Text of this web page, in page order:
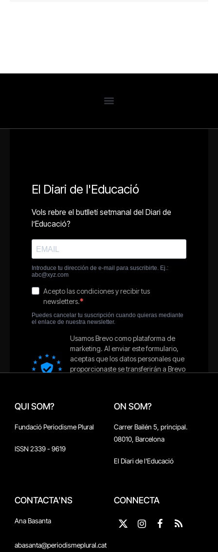
QUI SOM?
Fundació Periodisme Plural
ISSN 2339 - 9619
ON SOM?
Carrer Bailén 5, principal.
08010, Barcelona
El Diari de l'Educació
CONTACTA'NS
Ana Basanta
abasanta@periodismeplural.cat
CONNECTA
X
Instagram
Facebook
RSS